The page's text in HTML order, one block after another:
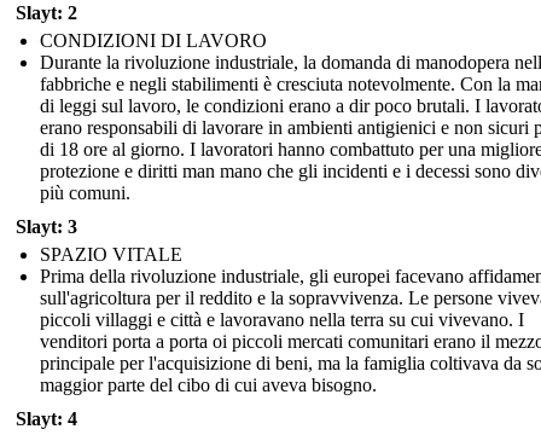
Slayt: 2
CONDIZIONI DI LAVORO
Durante la rivoluzione industriale, la domanda di manodopera
fabbriche e negli stabilimenti è cresciuta notevolmente. Con la
di leggi sul lavoro, le condizioni erano a dir poco brutali. I
erano responsabili di lavorare in ambienti antigienici e non sicuri
di 18 ore al giorno. I lavoratori hanno combattuto per una
protezione e diritti man mano che gli incidenti e i decessi sono
più comuni.
Slayt: 3
SPAZIO VITALE
Prima della rivoluzione industriale, gli europei facevano
sull'agricoltura per il reddito e la sopravvivenza. Le persone
piccoli villaggi e città e lavoravano nella terra su cui vivevano. I
venditori porta a porta oi piccoli mercati comunitari erano il
principale per l'acquisizione di beni, ma la famiglia coltivava da
maggior parte del cibo di cui aveva bisogno.
Slayt: 4